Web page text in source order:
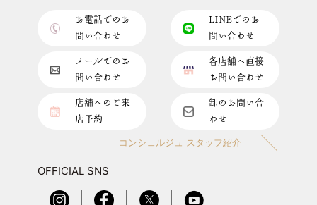
お電話でのお
問い合わせ
LINEでのお
問い合わせ
メールでのお
問い合わせ
各店舗へ直接
お問い合わせ
店舗へのご来
店予約
卸のお問い合
わせ
コンシェルジュ スタッフ紹介
OFFICIAL SNS